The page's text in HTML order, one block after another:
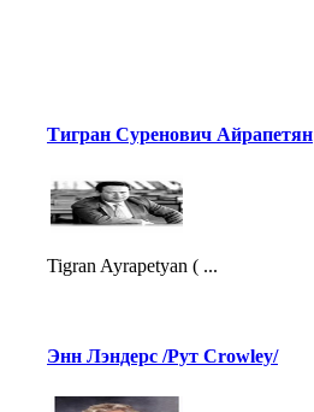
Тигран Суренович Айрапетян
Tigran Ayrapetyan ( ...
Энн Лэндерс /Рут Crowley/